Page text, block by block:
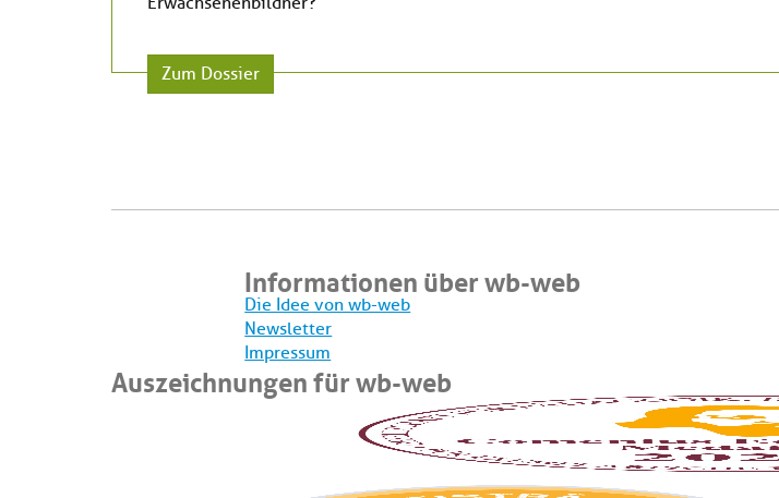
Zum Dossier
Informationen über wb-web
Die Idee von wb-web
Newsletter
Impressum
Auszeichnungen für wb-web